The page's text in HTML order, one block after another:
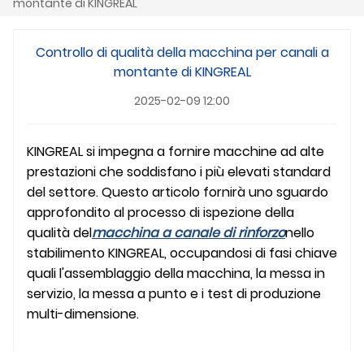
Controllo di qualità della macchina per canali a
montante di KINGREAL
2025-02-09 12:00
KINGREAL si impegna a fornire macchine ad alte
prestazioni che soddisfano i più elevati standard
del settore. Questo articolo fornirà uno sguardo
approfondito al processo di ispezione della
qualità delmacchina a canale di rinforzonello
stabilimento KINGREAL, occupandosi di fasi chiave
quali l'assemblaggio della macchina, la messa in
servizio, la messa a punto e i test di produzione
multi-dimensione.